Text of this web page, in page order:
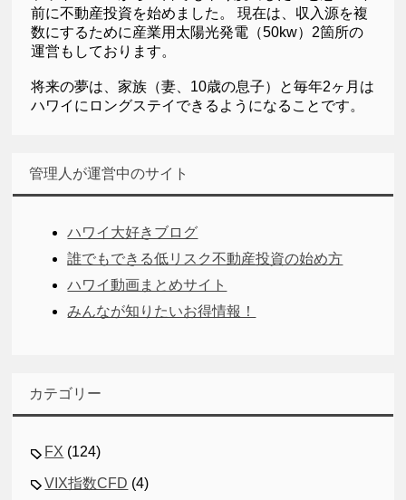
前に不動産投資を始めました。 現在は、収入源を複
数にするために産業用太陽光発電（50kw）2箇所の
運営もしております。
将来の夢は、家族（妻、10歳の息子）と毎年2ヶ月は
ハワイにロングステイできるようになることです。
管理人が運営中のサイト
ハワイ大好きブログ
誰でもできる低リスク不動産投資の始め方
ハワイ動画まとめサイト
みんなが知りたいお得情報！
カテゴリー
FX (124)
VIX指数CFD (4)